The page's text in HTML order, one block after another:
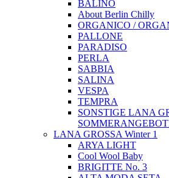
BALINO
About Berlin Chilly
ORGANICO /
PALLONE
PARADISO
PERLA
SABBIA
SALINA
VESPA
TEMPRA
SONSTIGE LANA
LANA GROSSA Winter 1
ARYA LIGHT
Cool Wool Baby
BRIGITTE No. 3